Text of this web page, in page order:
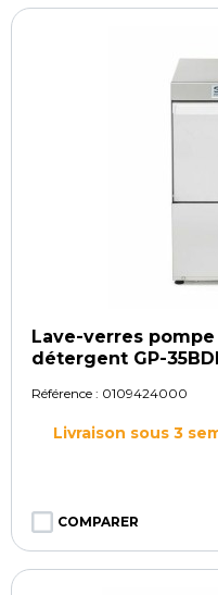
Lave-verres
détergent GP-
Référence : 0109424000
Livraison sous 3
COMPARER